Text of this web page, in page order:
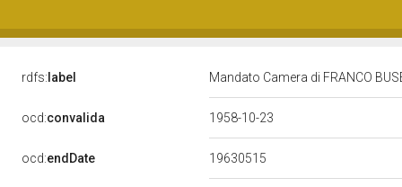
rdfs: label Mandato Camera di FRANCO
ocd:convalida 1958-10-23
ocd:endDate 19630515